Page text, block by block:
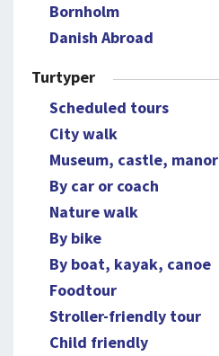
Bornholm
Danish Abroad
Turtyper
Scheduled tours
City walk
Museum, castle,
By car or coach
Nature walk
By bike
By boat, kayak, canoe
Foodtour
Stroller-friendly tour
Child friendly